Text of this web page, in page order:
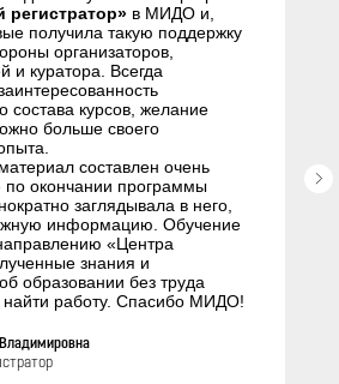
регистратор» в МИДО и,
получила такую поддержку
организаторов,
и куратора. Всегда
состава курсов, желание
больше своего
составлен очень
по окончании программы
заглядывала в него,
информацию. Обучение
«Центра
знания и
образовании без труда
найти работу. Спасибо МИДО!